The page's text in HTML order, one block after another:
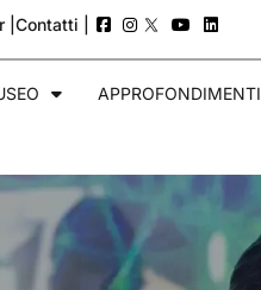
|Contatti |
APPROFONDIMENTI